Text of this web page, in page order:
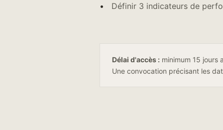
Définir 3 indicateurs de
Délai d'accès : minimum 15 jours
Une convocation précisant les